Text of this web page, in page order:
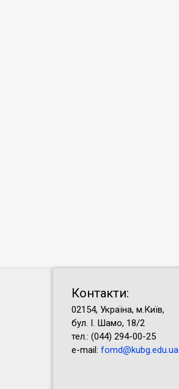
Контакти:
02154, Україна, м.Київ,
бул. І. Шамо, 18/2
тел.: (044) 294-00-25
e-mail: fomd@kubg.edu.ua